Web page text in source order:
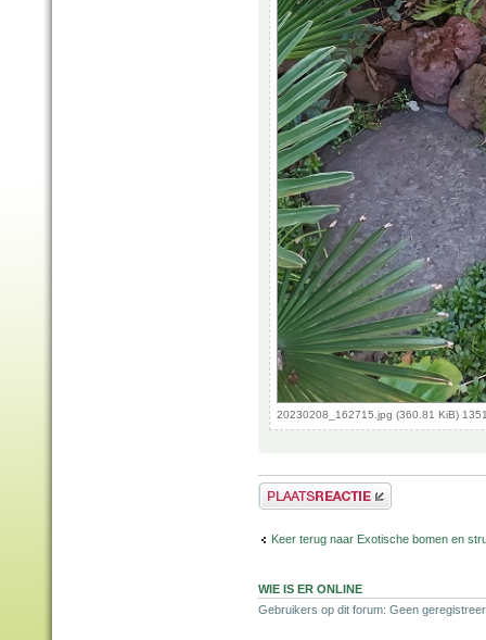
20230208_162715.jpg (360.81 KiB)
Plaats een reactie
Keer terug naar Exotische bomen en
WIE IS ER ONLINE
Gebruikers op dit forum: Geen